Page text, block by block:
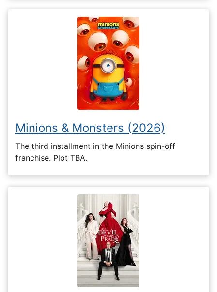
Minions & Monsters (2026)
The third installment in the Minions spin-off
franchise. Plot TBA.